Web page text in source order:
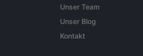
Unser Team
Unser Blog
Kontakt